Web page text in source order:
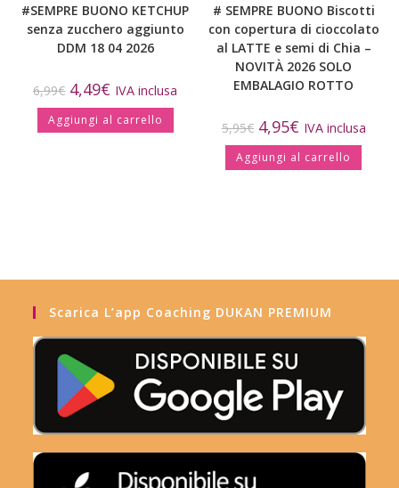
#SEMPRE BUONO KETCHUP
senza zucchero aggiunto
DDM 18 04 2026
6,99€ 4,49€ IVA inclusa
Aggiungi al carrello
# SEMPRE BUONO Biscotti
con copertura di cioccolato
al LATTE e semi di Chia –
NOVITÀ 2026 SOLO
EMBALAGIO ROTTO
5,95€ 4,95€ IVA inclusa
Aggiungi al carrello
Scarica L’app Coaching DUKAN PREMIUM